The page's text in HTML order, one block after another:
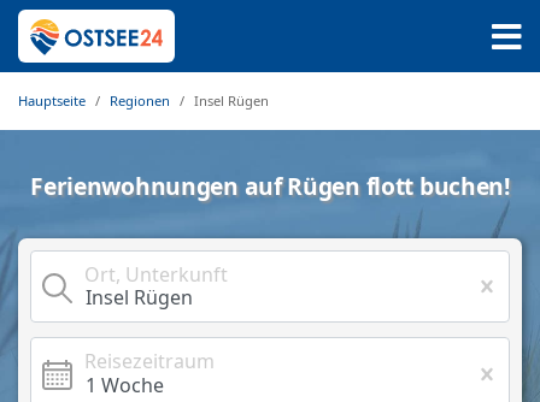
Hauptseite Regionen Insel Rügen
Ferienwohnungen auf Rügen flott buchen!
Ort, Unterkunft
Reisezeitraum